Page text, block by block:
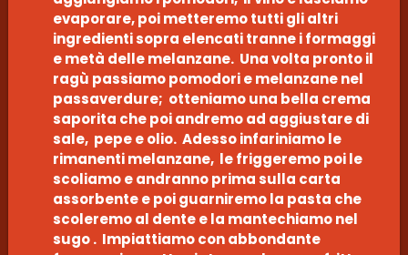
evaporare, poi metteremo tutti gli altri
ingredienti sopra elencati tranne i formaggi
e metà delle melanzane. Una volta pronto il
ragù passiamo pomodori e melanzane nel
passaverdure; otteniamo una bella crema
saporita che poi andremo ad aggiustare di
sale, pepe e olio. Adesso infariniamo le
rimanenti melanzane, le friggeremo poi le
scoliamo e andranno prima sulla carta
assorbente e poi guarniremo la pasta che
scoleremo al dente e la mantechiamo nel
sugo . Impiattiamo con abbondante